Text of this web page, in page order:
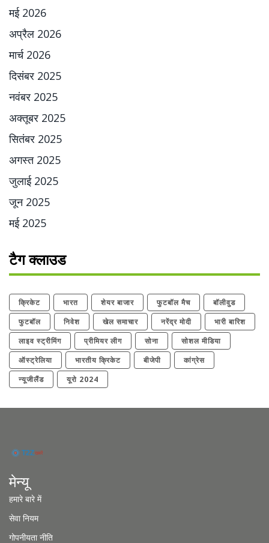
मई 2026
अप्रैल 2026
मार्च 2026
दिसंबर 2025
नवंबर 2025
अक्तूबर 2025
सितंबर 2025
अगस्त 2025
जुलाई 2025
जून 2025
मई 2025
टैग क्लाउड
क्रिकेट भारत शेयर बाजार फुटबॉल मैच
बॉलीवुड
फुटबॉल
निवेश खेल समाचार नरेंद्र मोदी
भारी बारिश
लाइव स्ट्रीमिंग
प्रीमियर लीग सोना
सोशल मीडिया
ऑस्ट्रेलिया
भारतीय क्रिकेट बीजेपी
कांग्रेस
न्यूजीलैंड
यूरो 2024
मेन्यू
हमारे बारे में
सेवा नियम
गोपनीयता नीति